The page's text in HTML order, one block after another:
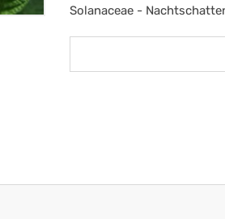
Solanaceae -